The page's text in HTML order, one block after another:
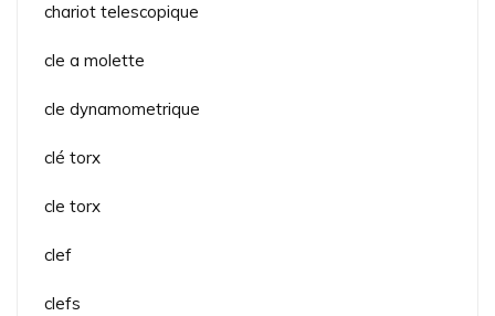
chariot telescopique
cle a molette
cle dynamometrique
clé torx
cle torx
clef
clefs